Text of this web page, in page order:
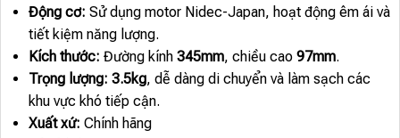
Động cơ: Sử dụng motor Nidec-Japan, hoạt động êm ái và
tiết kiệm năng lượng.
Kích thước: Đường kính 345mm, chiều cao 97mm.
Trọng lượng: 3.5kg, dễ dàng di chuyển và làm sạch các
khu vực khó tiếp cận.
Xuất xứ: Chính hãng